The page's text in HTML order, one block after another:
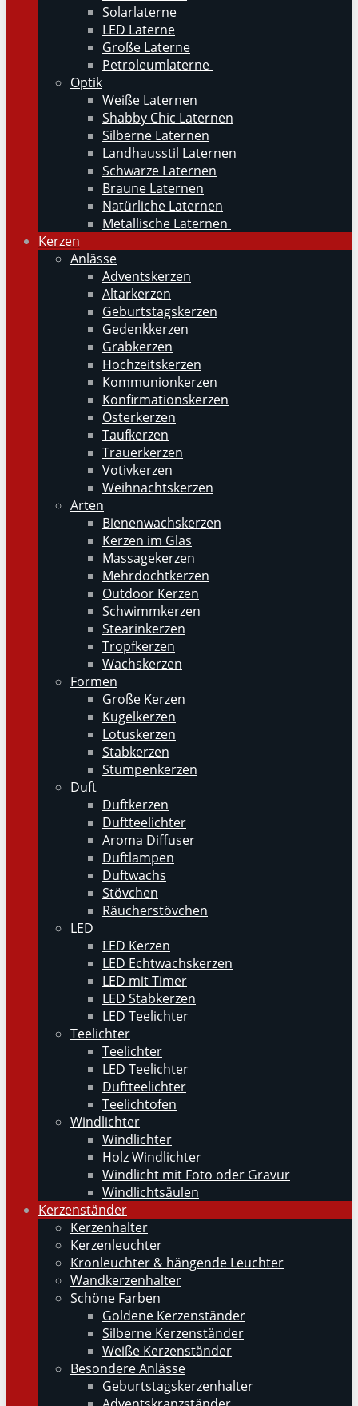
Solarlaterne
LED Laterne
Große Laterne
Petroleumlaterne
Optik
Weiße Laternen
Shabby Chic Laternen
Silberne Laternen
Landhausstil Laternen
Schwarze Laternen
Braune Laternen
Natürliche Laternen
Metallische Laternen
Kerzen
Anlässe
Adventskerzen
Altarkerzen
Geburtstagskerzen
Gedenkkerzen
Grabkerzen
Hochzeitskerzen
Kommunionkerzen
Konfirmationskerzen
Osterkerzen
Taufkerzen
Trauerkerzen
Votivkerzen
Weihnachtskerzen
Arten
Bienenwachskerzen
Kerzen im Glas
Massagekerzen
Mehrdochtkerzen
Outdoor Kerzen
Schwimmkerzen
Stearinkerzen
Tropfkerzen
Wachskerzen
Formen
Große Kerzen
Kugelkerzen
Lotuskerzen
Stabkerzen
Stumpenkerzen
Duft
Duftkerzen
Duftteelichter
Aroma Diffuser
Duftlampen
Duftwachs
Stövchen
Räucherstövchen
LED
LED Kerzen
LED Echtwachskerzen
LED mit Timer
LED Stabkerzen
LED Teelichter
Teelichter
Teelichter
LED Teelichter
Duftteelichter
Teelichtofen
Windlichter
Windlichter
Holz Windlichter
Windlicht mit Foto oder Gravur
Windlichtsäulen
Kerzenständer
Kerzenhalter
Kerzenleuchter
Kronleuchter & hängende Leuchter
Wandkerzenhalter
Schöne Farben
Goldene Kerzenständer
Silberne Kerzenständer
Weiße Kerzenständer
Besondere Anlässe
Geburtstagskerzenhalter